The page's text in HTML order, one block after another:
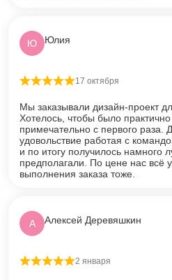
Ю Юлия
Оценка 5из 5
17 октября
Мы заказывали дизайн-проект
Хотелось, чтобы было
примечательно с первого раза.
удовольствие работая с
и по итогу получилось намного
предполагали. По цене нас всё
выполнения заказа тоже.
А Алексей Деревяшкин
Оценка5из 5
2 января